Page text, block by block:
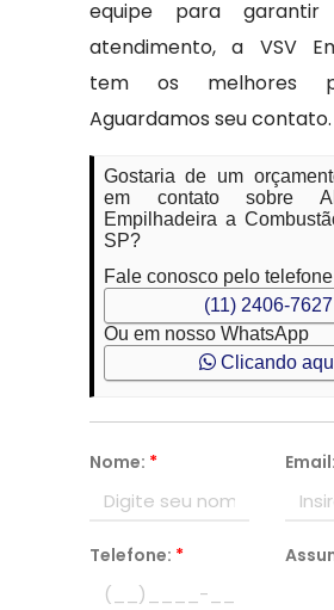
equipe para
atendimento, a VSV
tem os melhores
Aguardamos seu contato.
Gostaria de um
em contato sobre
Empilhadeira a
SP?
Fale conosco pelo telefone
(11) 2406-7627
Ou em nosso WhatsApp
Clicando
Nome: * Email:
Telefone: *